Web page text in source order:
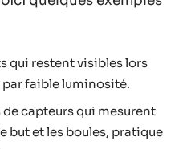
qui restent visibles lors
faible luminosité.
capteurs qui mesurent
but et les boules, pratique